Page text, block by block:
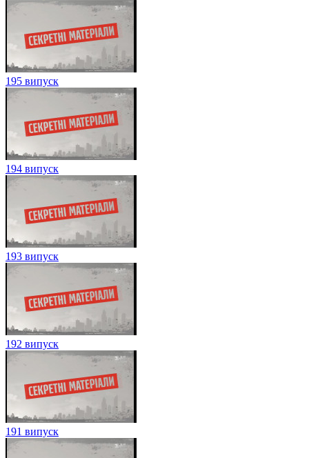
195 випуск
194 випуск
193 випуск
192 випуск
191 випуск